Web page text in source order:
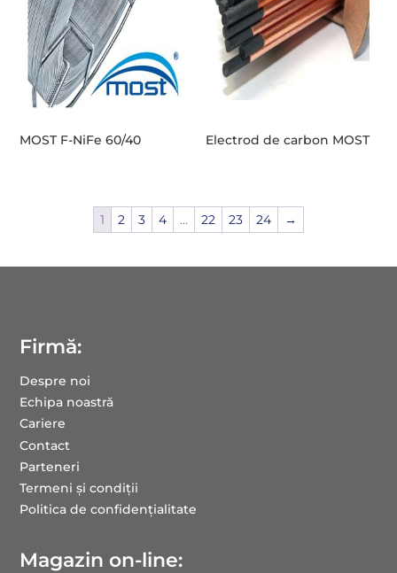
MOST F-NiFe 60/40 Electrod de carbon MOST
1 2 3 4 … 22 23 24 →
Firmă:
Despre noi
Echipa noastră
Cariere
Contact
Parteneri
Termeni și condiții
Politica de confidențialitate
Magazin on-line: